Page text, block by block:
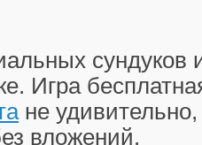
сундуков
Игра
не удивительно,
вложений,